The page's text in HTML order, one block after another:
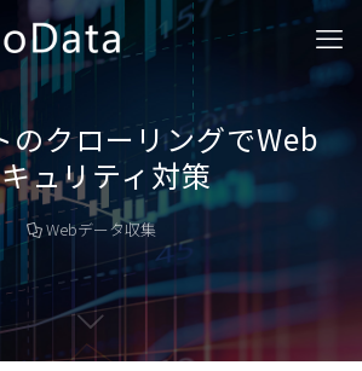
のクローリングでWeb
ュリティ対策
Webデータ収集